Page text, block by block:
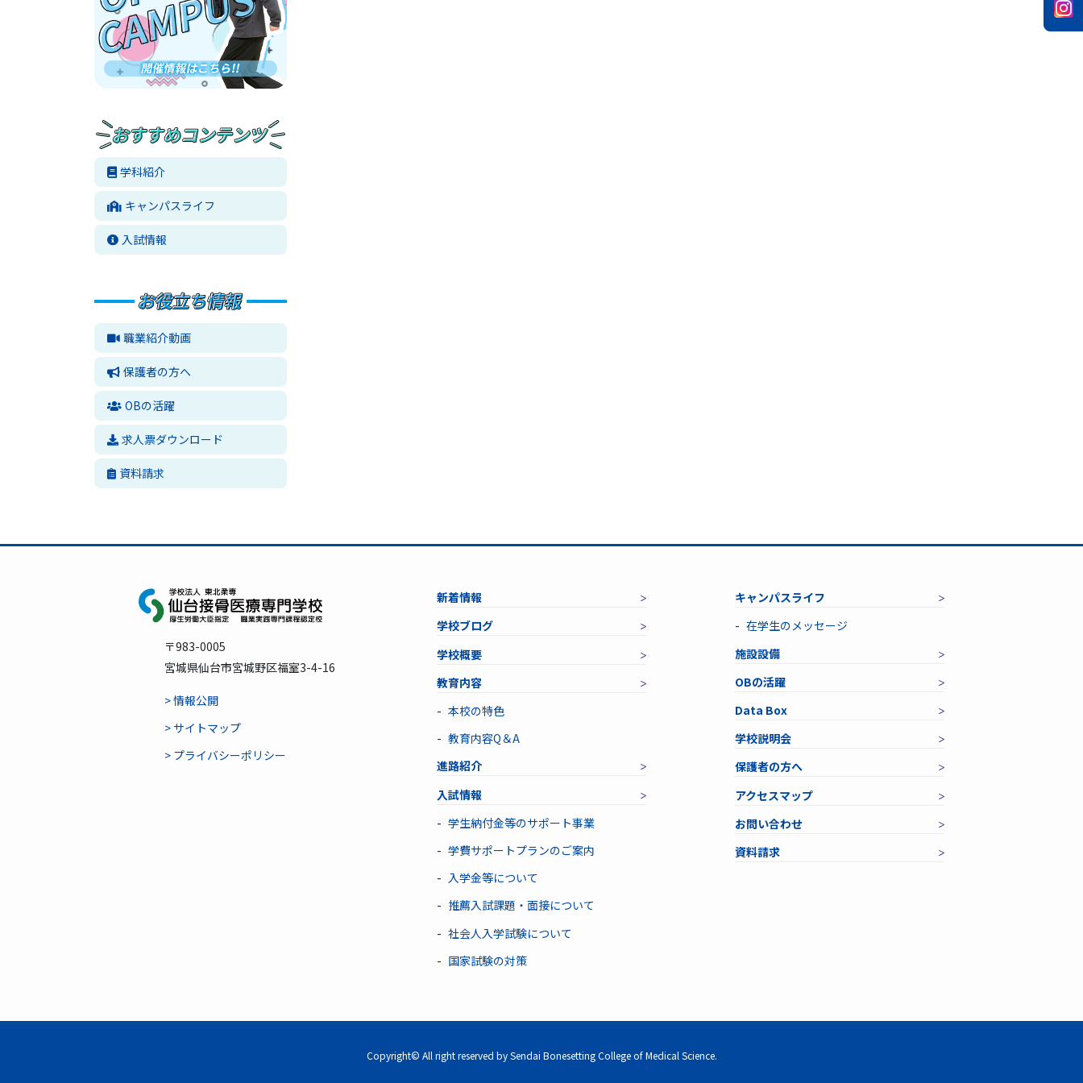
学科紹介
キャンパスライフ
入試情報
職業紹介動画
保護者の方へ
OBの活躍
求人票ダウンロード
資料請求
〒983-0005
宮城県仙台市宮城野区福室3-4-16
> 情報公開
> サイトマップ
> プライバシーポリシー
新着情報
学校ブログ
学校概要
教育内容
本校の特色
教育内容Q＆A
進路紹介
入試情報
学生納付金等のサポート事業
学費サポートプランのご案内
入学金等について
推薦入試課題・面接について
社会人入学試験について
国家試験の対策
キャンパスライフ
在学生のメッセージ
施設設備
OBの活躍
Data Box
学校説明会
保護者の方へ
アクセスマップ
お問い合わせ
資料請求
Copyright© All right reserved by Sendai Bonesetting College of Medical Science.